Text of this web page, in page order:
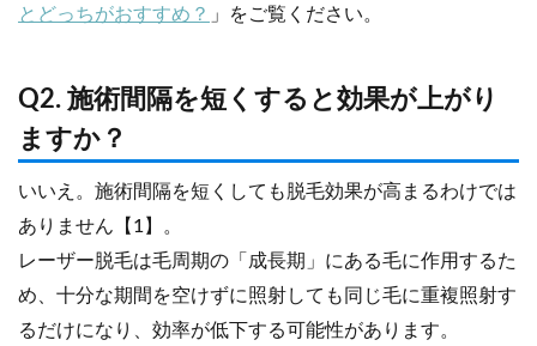
とどっちがおすすめ？ 」をご覧ください。
Q2. 施術間隔を短くすると効果が上がり
ますか？
いいえ。施術間隔を短くしても脱毛効果が高まるわけでは
ありません【1】。
レーザー脱毛は毛周期の「成長期」にある毛に作用するた
め、十分な期間を空けずに照射しても同じ毛に重複照射す
るだけになり、効率が低下する可能性があります。